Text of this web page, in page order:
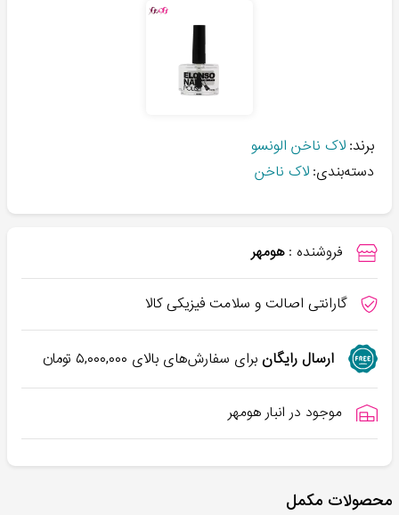
برند: لاک ناخن الونسو
دسته‌بندی: لاک ناخن
فروشنده : هومهر
گارانتی اصالت و سلامت فیزیکی کالا
ارسال رایگانبرای سفارش‌های بالای ۵,۰۰۰,۰۰۰تومان
موجود در انبار هومهر
محصولات مکمل